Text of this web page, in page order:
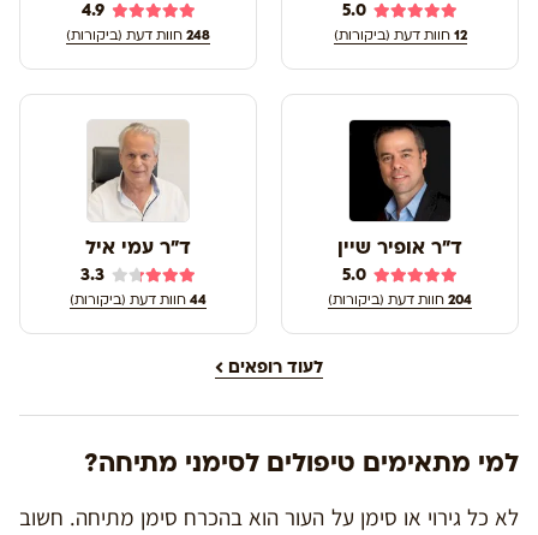
5.0
12 חוות דעת (ביקורות)
4.9
248 חוות דעת (ביקורות)
ד"ר אופיר שיין
5.0
204 חוות דעת (ביקורות)
ד"ר עמי איל
3.3
44 חוות דעת (ביקורות)
לעוד רופאים
למי מתאימים טיפולים לסימני מתיחה?
לא כל גירוי או סימן על העור הוא בהכרח סימן מתיחה. חשוב